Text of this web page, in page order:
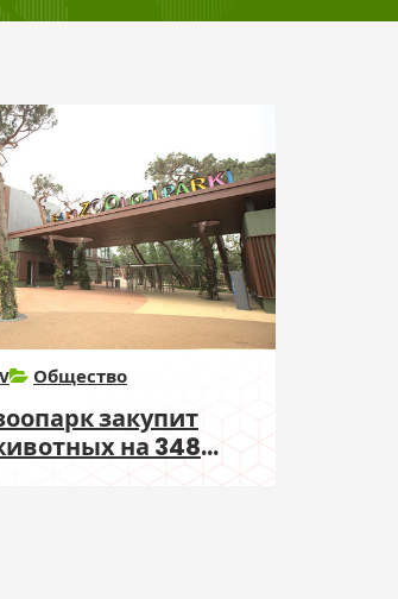
Общество
закупит
на 348